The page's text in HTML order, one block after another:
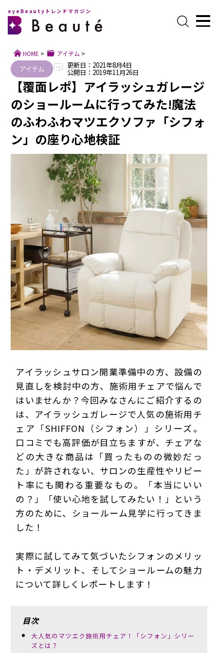
プライバシーポリシー
eyeBeautyトレンドマガジン
HOME > アイテム >
アイテム PR 更新日：2021年8月4日
公開日：2019年11月26日
【覆面レポ】アイラッシュガレージ
のショールームに行ってみた!魔法
のふわふわマツエクソファ「シフォ
ン」の座り心地検証
アイラッシュサロン開業準備中の方、設備の
見直しを検討中の方、施術用チェアで悩んで
はいませんか？今回みなさんにご紹介するの
は、アイラッシュガレージで人気の施術用チ
ェア「SHIFFON（シフォン）」シリーズ。
口コミでも高評価が目立ちますが、チェアな
どの大きな商品は「買ったものの微妙だっ
た」が許されない、サロンの生産性やリピー
ト率にも関わる重要なもの。「本当にいい
の？」「使い心地を試してみたい！」という
方のために、ショールーム見学に行ってきま
した！
実際に試してみて気づいたシフォンのメリッ
ト・デメリット、そしてショールームの魅力
について詳しくレポートします！
目次
大人気のマツエク施術用チェア！「シフォン」シリー
ズとは？